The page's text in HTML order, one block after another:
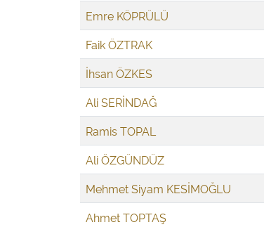
Emre KÖPRÜLÜ
Faik ÖZTRAK
İhsan ÖZKES
Ali SERİNDAĞ
Ramis TOPAL
Ali ÖZGÜNDÜZ
Mehmet Siyam KESİMOĞLU
Ahmet TOPTAŞ